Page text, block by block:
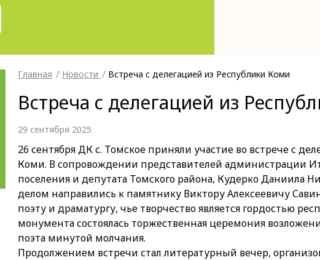
Главная Новости Встреча с делегацией из Республики Коми
Встреча с делегацией из
29 сентября 2025
26 сентября ДК с. Томское приняли участие во встрече с
Коми. В сопровождении представителей администрации
поселения и депутата Томского района, Кудерко Даниила
делом направились к памятнику Виктору Алексеевичу
поэту и драматургу, чье творчество является гордостью
монумента состоялась торжественная церемония
поэта минутой молчания.
Продолжением встречи стал литературный вечер,